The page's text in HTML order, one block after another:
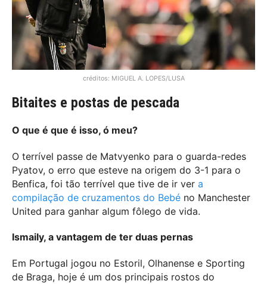
créditos: MIGUEL A. LOPES/LUSA
Bitaites e postas de pescada
O que é que é isso, ó meu?
O terrível passe de Matvyenko para o guarda-redes
Pyatov, o erro que esteve na origem do 3-1 para o
Benfica, foi tão terrível que tive de ir ver a
compilação de cruzamentos do Bebé no Manchester
United para ganhar algum fôlego de vida.
Ismaily, a vantagem de ter duas pernas
Em Portugal jogou no Estoril, Olhanense e Sporting
de Braga, hoje é um dos principais rostos do